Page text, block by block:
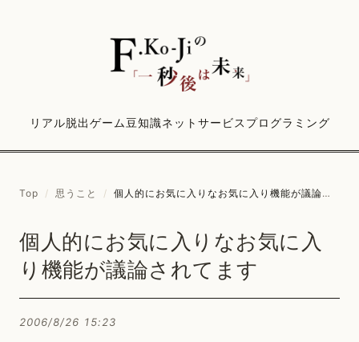
リアル脱出ゲーム豆知識ネットサービス プログラミング
Top / 思うこと / 個人的にお気に入りなお気に入り機能が議論されてます
個人的にお気に入りなお気に入
り機能が議論されてます
2006/8/26 15:23